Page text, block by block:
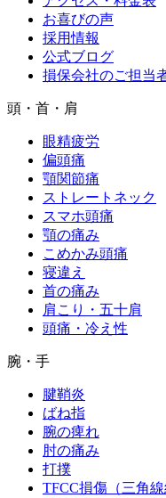
お喜びの声
採用情報
公式ブログ
損保会社のご担当
頭・首・肩
眼精疲労
偏頭痛
顎関節痛
ストレートネック
スマホ頭痛
顎の痛み
こめかみ頭痛
寝違え
首の痛み
肩こり・五十肩
頭痛・冷え性
腕・手
腱鞘炎
ばね指
腕の痺れ
肘の痛み
打撲
TFCC損傷（三角